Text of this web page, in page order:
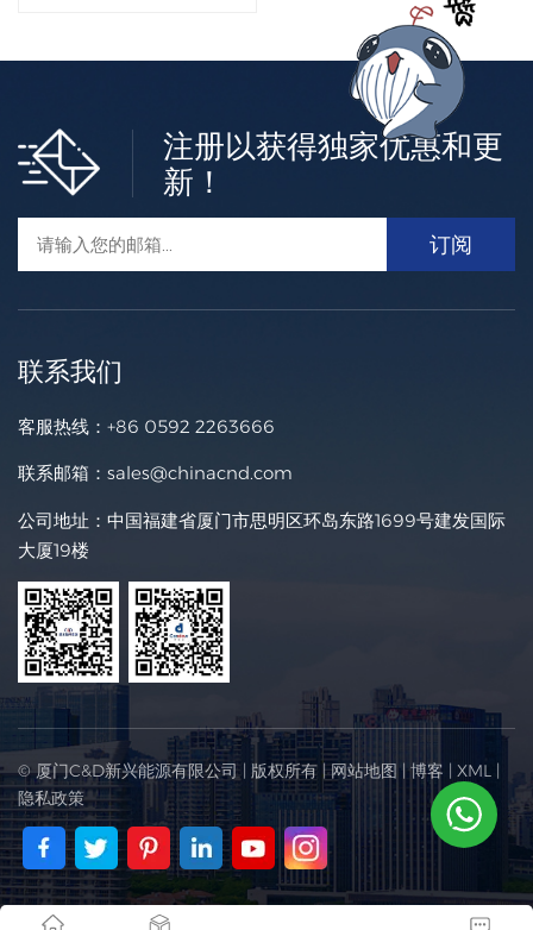
注册以获得独家优惠和更
新！
联系我们
客服热线： +86 0592 2263666
联系邮箱： sales@chinacnd.com
公司地址：中国福建省厦门市思明区环岛东路1699号建发国际
大厦19楼
© 厦门C&D新兴能源有限公司 | 版权所有 |网站地图 | 博客 | XML |
隐私政策